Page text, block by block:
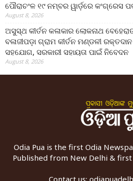
ପୌରାଚଂଳ ୧୯ ନମ୍ବର ୱାର୍ଡ଼ରେ କଂଗ୍ରେସ
August 8, 2026
ଅସୁସ୍ଥ କୀର୍ତନ କଳାକାର ଲୋକନାଥ
ବଳାଜୀପଡ଼ା ଗ୍ରାମ କୀର୍ତନ ମଣ୍ଡଳୀ
ସହଯୋଗ, ସରକାରୀ ସହାୟତା ପାଇଁ ନିବେଦନ
August 8, 2026
Odia Pua is the first Odia
Published from New Delhi &